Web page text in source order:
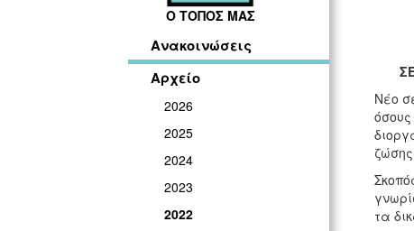
Ο ΤΟΠΟΣ ΜΑΣ
Ανακοινώσεις
Αρχείο
2026
2025
2024
2023
2022
Νέο
τα